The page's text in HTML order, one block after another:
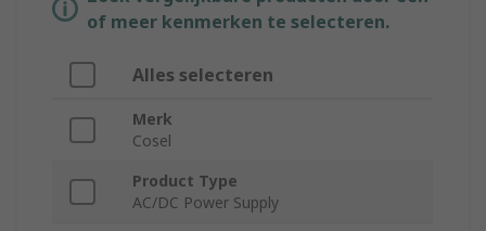
of meer kenmerken te selecteren.
Alles selecteren
Merk
Cosel
Product Type
AC/DC Power Supply